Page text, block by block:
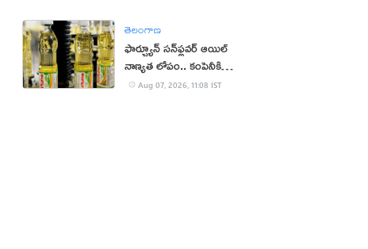
తెలంగాణ
ఫార్చ్యూన్ సన్‌ఫ్లవర్ ఆయిల్
నాణ్యత లోపం.. కంపెనీకి
జరిమానా
Aug 07, 2026, 11:08 IST